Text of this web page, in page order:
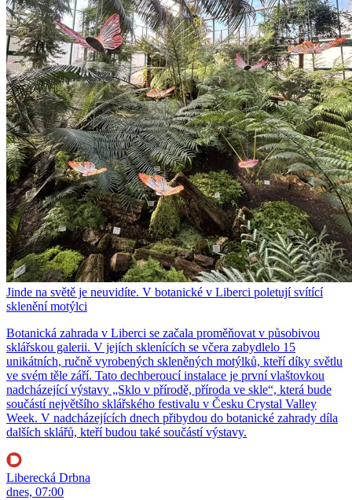
Jinde na světě je neuvidíte. V botanické v Liberci poletují svítící
sklenění motýlci
Botanická zahrada v Liberci se začala proměňovat v působivou
sklářskou galerii. V jejích sklenících se včera zabydlelo 15
unikátních, ručně vyrobených skleněných motýlků, kteří díky světlu
ve svém těle září. Tato dechberoucí instalace je první vlaštovkou
nadcházející výstavy „Sklo v přírodě, příroda ve skle“, která bude
součástí největšího sklářského festivalu v Česku Crystal Valley
Week. V nadcházejících dnech přibydou do botanické zahrady díla
dalších sklářů, kteří budou také součástí výstavy.
Liberecká Drbna
dnes, 07:00